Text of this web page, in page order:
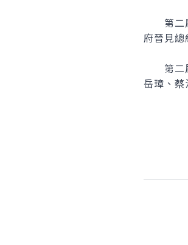
第二屆
府晉見總
第二屆
岳璋、蔡